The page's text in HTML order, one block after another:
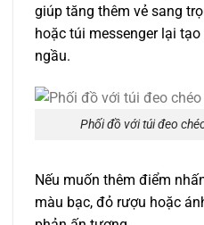
giúp tăng thêm vẻ sang
hoặc túi messenger lại
ngầu.
Phối đồ với túi đeo
Nếu muốn thêm điểm
màu bạc, đỏ rượu hoặc